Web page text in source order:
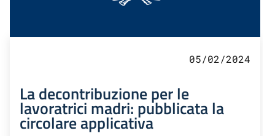
05/02/2024
La decontribuzione per le
lavoratrici madri: pubblicata la
circolare applicativa